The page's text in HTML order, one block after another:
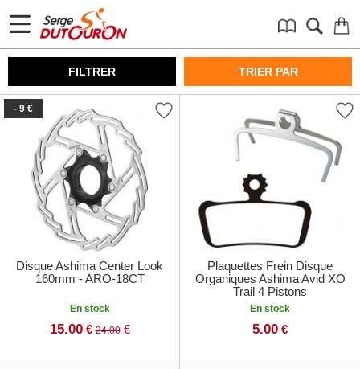
FILTRER TRIER PAR
- 9 €
Disque Ashima Center Look
160mm - ARO-18CT
En stock
15.00 € 24.00€
Plaquettes Frein Disque
Organiques Ashima Avid XO
Trail 4 Pistons
En stock
5.00 €